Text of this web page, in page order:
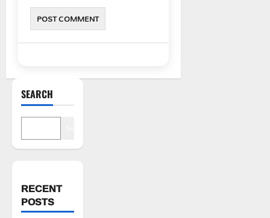
SEARCH
RECENT
POSTS